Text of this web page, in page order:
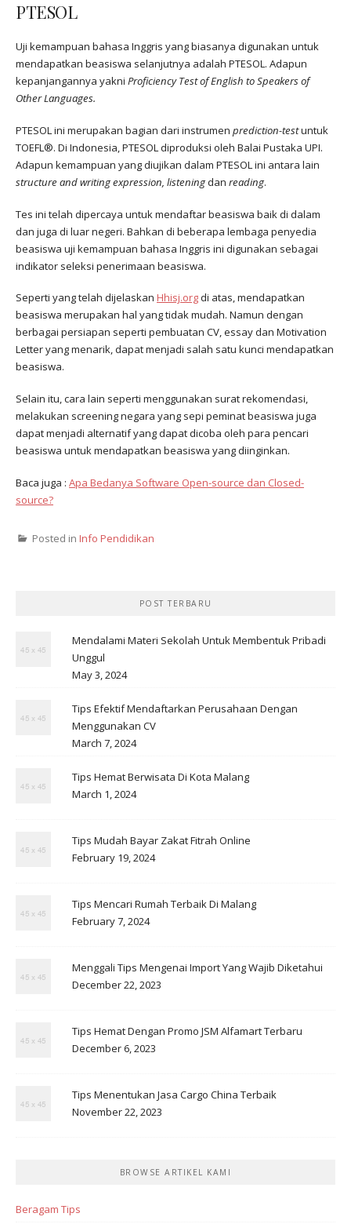
PTESOL
Uji kemampuan bahasa Inggris yang biasanya digunakan untuk
mendapatkan beasiswa selanjutnya adalah PTESOL. Adapun
kepanjangannya yakni Proficiency Test of English to Speakers of
Other Languages.
PTESOL ini merupakan bagian dari instrumen prediction-testuntuk
TOEFL®. Di Indonesia, PTESOL diproduksi oleh Balai Pustaka UPI.
Adapun kemampuan yang diujikan dalam PTESOL ini antara lain
structure and writing expression, listeningdan reading.
Tes ini telah dipercaya untuk mendaftar beasiswa baik di dalam
dan juga di luar negeri. Bahkan di beberapa lembaga penyedia
beasiswa uji kemampuan bahasa Inggris ini digunakan sebagai
indikator seleksi penerimaan beasiswa.
Seperti yang telah dijelaskan Hhisj.orgdi atas, mendapatkan
beasiswa merupakan hal yang tidak mudah. Namun dengan
berbagai persiapan seperti pembuatan CV, essay dan Motivation
Letter yang menarik, dapat menjadi salah satu kunci mendapatkan
beasiswa.
Selain itu, cara lain seperti menggunakan surat rekomendasi,
melakukan screening negara yang sepi peminat beasiswa juga
dapat menjadi alternatif yang dapat dicoba oleh para pencari
beasiswa untuk mendapatkan beasiswa yang diinginkan.
Baca juga : Apa Bedanya Software Open-source dan Closed-
source?
Posted in Info Pendidikan
POST TERBARU
Mendalami Materi Sekolah Untuk Membentuk Pribadi
Unggul
May 3, 2024
Tips Efektif Mendaftarkan Perusahaan Dengan
Menggunakan CV
March 7, 2024
Tips Hemat Berwisata Di Kota Malang
March 1, 2024
Tips Mudah Bayar Zakat Fitrah Online
February 19, 2024
Tips Mencari Rumah Terbaik Di Malang
February 7, 2024
Menggali Tips Mengenai Import Yang Wajib Diketahui
December 22, 2023
Tips Hemat Dengan Promo JSM Alfamart Terbaru
December 6, 2023
Tips Menentukan Jasa Cargo China Terbaik
November 22, 2023
BROWSE ARTIKEL KAMI
Beragam Tips